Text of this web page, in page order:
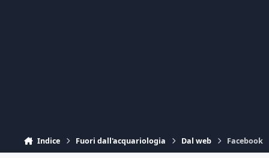
Indice Fuori dall'acquariologia Dal web Facebook